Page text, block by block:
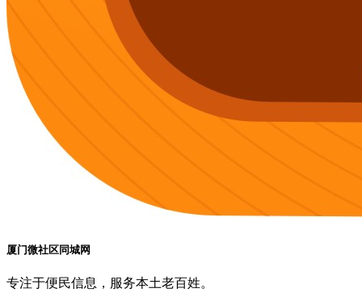
厦门微社区同城网
专注于便民信息，服务本土老百姓。